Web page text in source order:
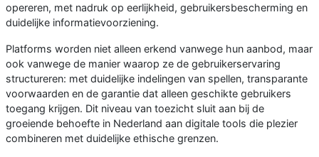
opereren, met nadruk op eerlijkheid, gebruikersbescherming en
duidelijke informatievoorziening.
Platforms worden niet alleen erkend vanwege hun aanbod, maar
ook vanwege de manier waarop ze de gebruikerservaring
structureren: met duidelijke indelingen van spellen, transparante
voorwaarden en de garantie dat alleen geschikte gebruikers
toegang krijgen. Dit niveau van toezicht sluit aan bij de
groeiende behoefte in Nederland aan digitale tools die plezier
combineren met duidelijke ethische grenzen.